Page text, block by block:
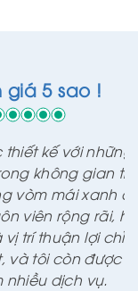
!
gam
thoáng
da trời
rãi, hồ bơi
chỉ cách
trải